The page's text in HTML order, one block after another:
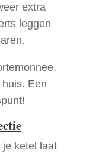
extra
leggen
Een
ketel laat